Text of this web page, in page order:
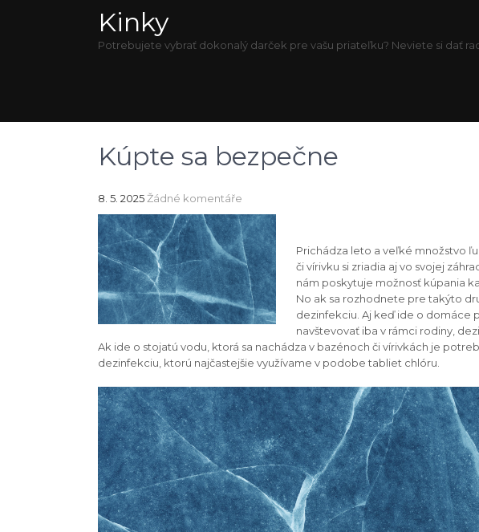
Kinky
Potrebujete vybrať dokonalý darček pre vašu priateľku? Neviete si dať
Kúpte sa bezpečne
8. 5. 2025Žádné komentáře
Prichádza leto a veľké množstvo
či vírivku si zriadia aj vo svojej
nám poskytuje možnosť kúpania
No ak sa rozhodnete pre takýto
dezinfekciu. Aj keď ide o
navštevovať iba v rámci rodiny,
Ak ide o stojatú vodu, ktorá sa nachádza v bazénoch či vírivkách je
dezinfekciu, ktorú najčastejšie využívame v podobe tabliet chlóru.